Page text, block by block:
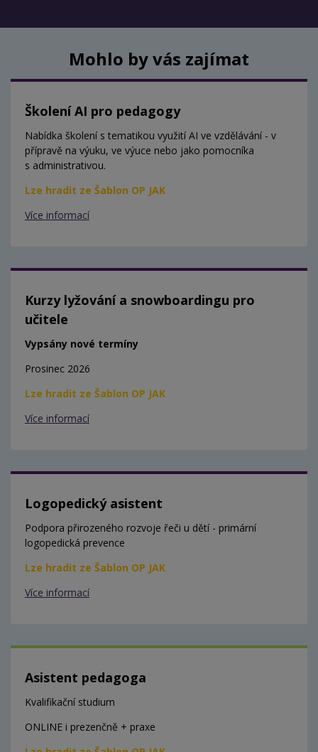
Mohlo by vás zajímat
Školení AI pro pedagogy
Nabídka školení s tematikou využití AI ve vzdělávání - v
přípravě na výuku, ve výuce nebo jako pomocníka
s administrativou.
Lze hradit ze Šablon OP JAK
Více informací
Kurzy lyžování a snowboardingu pro
učitele
Vypsány nové termíny
Prosinec 2026
Lze hradit ze Šablon OP JAK
Více informací
Logopedický asistent
Podpora přirozeného rozvoje řeči u dětí - primární
logopedická prevence
Lze hradit ze Šablon OP JAK
Více informací
Asistent pedagoga
Kvalifikační studium
ONLINE i prezenčně + praxe